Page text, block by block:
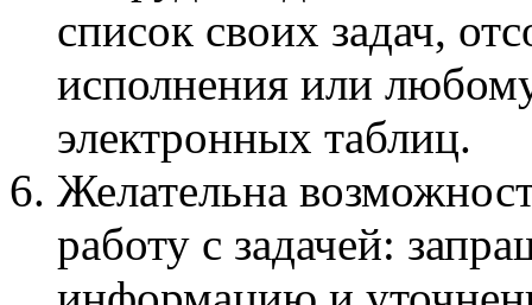
список своих задач,
исполнения или
электронных таблиц.
Желательна
работу с задачей: